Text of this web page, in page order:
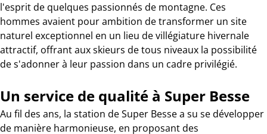
l'esprit de quelques passionnés de montagne. Ces
hommes avaient pour ambition de transformer un site
naturel exceptionnel en un lieu de villégiature hivernale
attractif, offrant aux skieurs de tous niveaux la possibilité
de s'adonner à leur passion dans un cadre privilégié.
Un service de qualité à Super Besse
Au fil des ans, la station de Super Besse a su se développer
de manière harmonieuse, en proposant des